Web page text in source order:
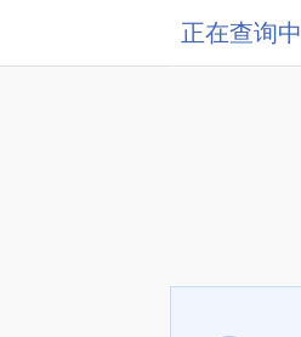
正在查询中